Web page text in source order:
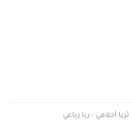
ثريا أحلامي - ربا رباعي